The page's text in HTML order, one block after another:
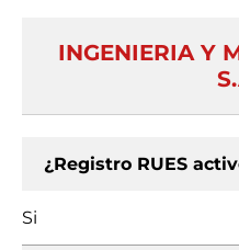
INGENIERIA Y
¿Registro RUES
Si